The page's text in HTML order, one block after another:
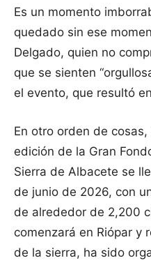
Es un momento
quedado sin ese
Delgado, quien no
que se sienten
el evento, que resultó
En otro orden de
edición de la Gran
Sierra de Albacete se
de junio de 2026, con
de alrededor de 2,200
comenzará en Riópar y
de la sierra, ha sido